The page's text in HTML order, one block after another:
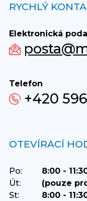
RYCHLÝ
Elektronická
Telefon
+420 596
OTEVÍRACÍ
Po:
8:00 -
Út:
(pouze
St:
8:00 -